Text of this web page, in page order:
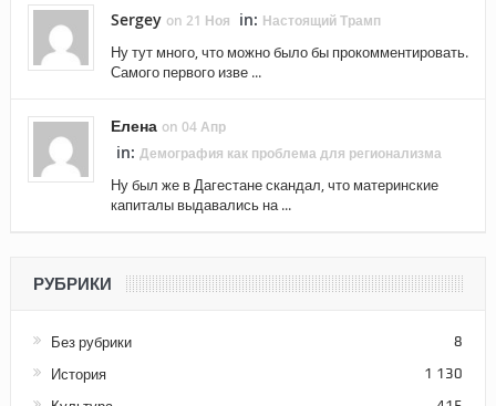
Sergey on 21 Ноя in: Настоящий Трамп
Ну тут много, что можно было бы прокомментировать.
Самого первого изве ...
Елена on 04 Апр
in: Демография как проблема для регионализма
Ну был же в Дагестане скандал, что материнские
капиталы выдавались на ...
РУБРИКИ
Без рубрики 8
История 1 130